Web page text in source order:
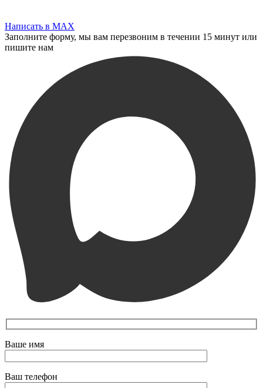
Написать в MAX
Заполните форму, мы вам перезвоним в течении 15 минут или
пишите нам
Ваше имя
Ваш телефон